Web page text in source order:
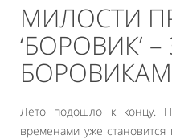
МИЛОСТИ
‘БОРОВИК’ –
Лето подошло к концу.
временами уже